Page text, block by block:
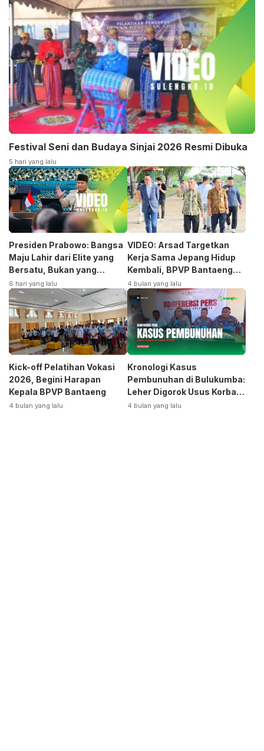
Festival Seni dan Budaya Sinjai 2026 Resmi Dibuka
5 hari yang lalu
Presiden Prabowo: Bangsa
Maju Lahir dari Elite yang
Bersatu, Bukan yang
Terpecah
6 hari yang lalu
VIDEO: Arsad Targetkan
Kerja Sama Jepang Hidup
Kembali, BPVP Bantaeng
Siap Bangkitkan Jurusan
Otomotif
4 bulan yang lalu
Kick-off Pelatihan Vokasi
2026, Begini Harapan
Kepala BPVP Bantaeng
4 bulan yang lalu
Kronologi Kasus
Pembunuhan di Bulukumba:
Leher Digorok Usus Korban
Dikeluarkan
4 bulan yang lalu